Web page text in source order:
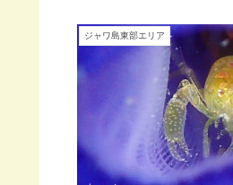
ジャワ島東部エリア